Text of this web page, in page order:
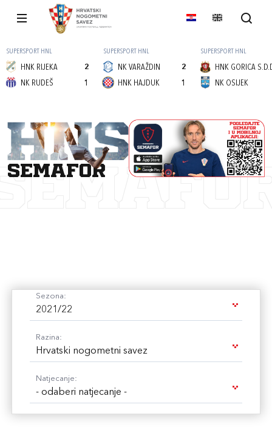
SUPERSPORT HNL
HNK RIJEKA
2
1
NK RUDEŠ
SUPERSPORT HNL
NK VARAŽDIN
2
1
HNK HAJDUK
SUPERSPORT HNL
HNK GORICA
NK OSIJEK
semafor
Sezona:
2021/22
Razina:
Hrvatski nogometni savez
Natjecanje:
- odaberi natjecanje -